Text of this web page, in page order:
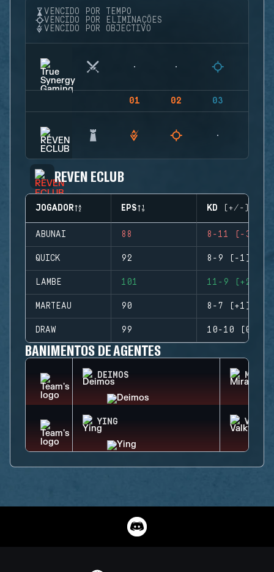
VENCIDO POR TEMPO
VENCIDO POR ELIMINAÇÕES
VENCIDO POR OBJECTIVO
01 02 03
REVEN ECLUB
JOGADOR EPS KD (+/-)
ABUNAI 88 8-11 (-3)
QUICK 92 8-9 (-1)
LAMBE 101 11-9 (+2)
MARTEAU 90 8-7 (+1)
DRAW 99 10-10 (0)
BANIMENTOS DE AGENTES
DEIMOS MIRA
YING